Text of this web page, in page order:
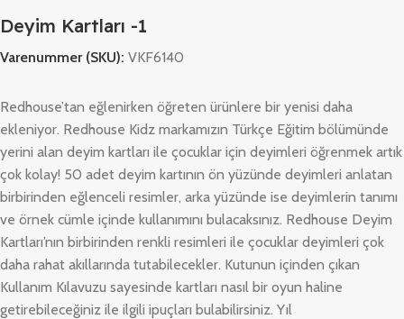
Deyim Kartları -1
Varenummer (SKU): VKF6140
Redhouse’tan eğlenirken öğreten ürünlere bir yenisi daha
ekleniyor. Redhouse Kidz markamızın Türkçe Eğitim bölümünde
yerini alan deyim kartları ile çocuklar için deyimleri öğrenmek artık
çok kolay! 50 adet deyim kartının ön yüzünde deyimleri anlatan
birbirinden eğlenceli resimler, arka yüzünde ise deyimlerin tanımı
ve örnek cümle içinde kullanımını bulacaksınız. Redhouse Deyim
Kartları’nın birbirinden renkli resimleri ile çocuklar deyimleri çok
daha rahat akıllarında tutabilecekler. Kutunun içinden çıkan
Kullanım Kılavuzu sayesinde kartları nasıl bir oyun haline
getirebileceğiniz ile ilgili ipuçları bulabilirsiniz. Yıl